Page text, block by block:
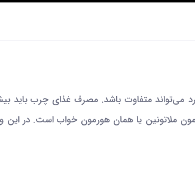
ملاتونین یا همان هورمون خواب است. در